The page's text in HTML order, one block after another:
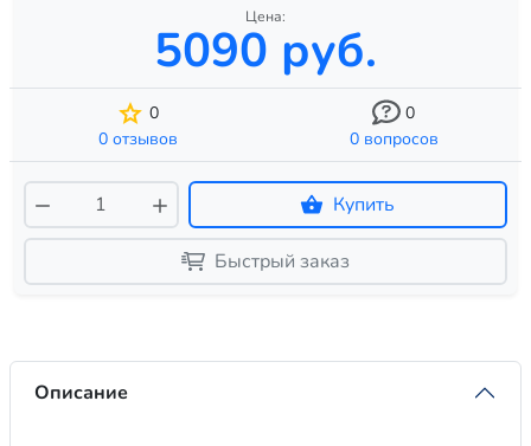
Цена:
5090 руб.
0
0 отзывов
0
0 вопросов
Купить
Быстрый заказ
Описание